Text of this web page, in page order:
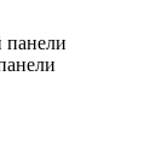
панели